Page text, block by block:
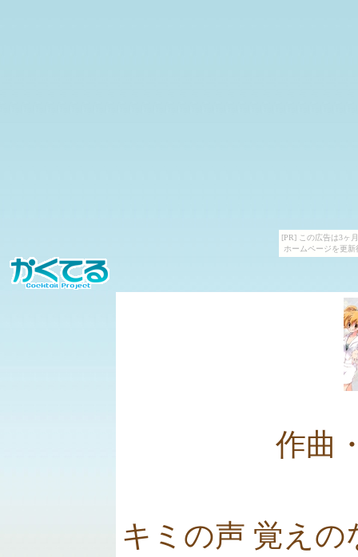
[PR] この広告は3ヶ
ホームページを更
作曲
キミの声 覚え